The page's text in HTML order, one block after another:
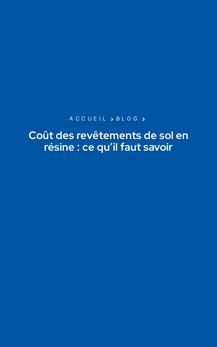
ACCUEIL BLOG
Coût des revêtements de sol en
résine : ce qu’il faut savoir